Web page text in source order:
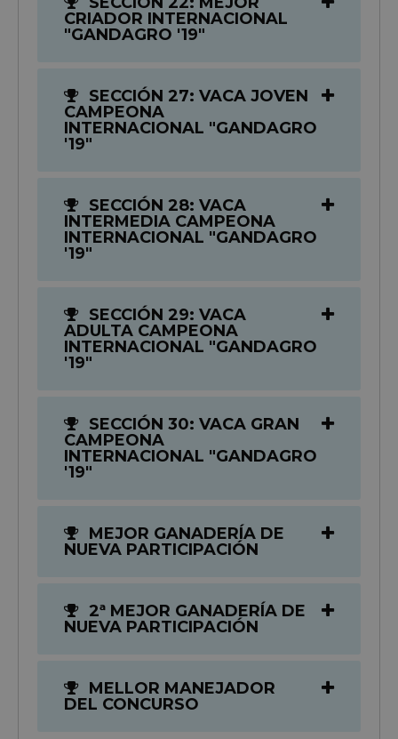
CRIADOR INTERNACIONAL
"GANDAGRO '19"
SECCIÓN 27: VACA JOVEN
CAMPEONA
INTERNACIONAL "GANDAGRO
'19"
SECCIÓN 28: VACA
INTERMEDIA CAMPEONA
INTERNACIONAL "GANDAGRO
'19"
SECCIÓN 29: VACA
ADULTA CAMPEONA
INTERNACIONAL "GANDAGRO
'19"
SECCIÓN 30: VACA GRAN
CAMPEONA
INTERNACIONAL "GANDAGRO
'19"
MEJOR GANADERÍA DE
NUEVA PARTICIPACIÓN
2ª MEJOR GANADERÍA DE
NUEVA PARTICIPACIÓN
MELLOR MANEJADOR
DEL CONCURSO